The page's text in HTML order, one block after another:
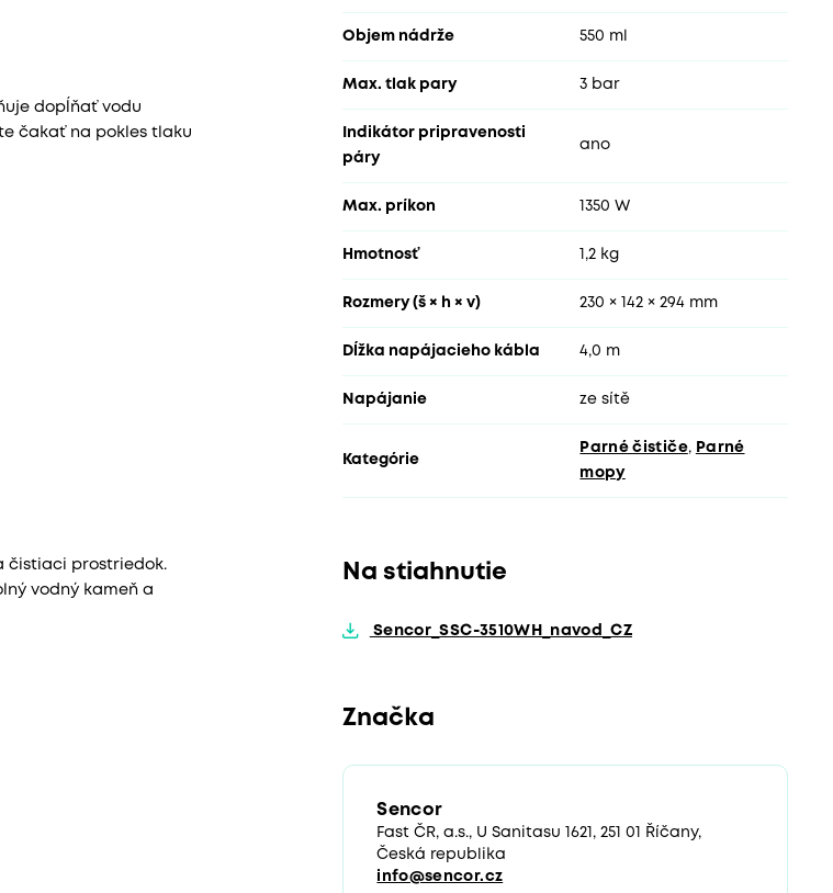
dopĺňať vodu
čakať na pokles tlaku
čistiaci prostriedok.
vodný kameň a
Objem nádrže 550 ml
Max. tlak pary 3 bar
Indikátor pripravenosti
páry
ano
Max. príkon 1350 W
Hmotnosť 1,2 kg
Rozmery (š × h × v) 230 × 142 × 294 mm
Dĺžka napájacieho kábla 4,0 m
Napájanie ze sítě
Kategórie
Parné čističe, Parné
mopy
Na stiahnutie
Sencor_SSC-3510WH_navod_CZ
Značka
Sencor
Fast ČR, a.s., U Sanitasu 1621, 251 01 Říčany,
Česká republika
info@sencor.cz